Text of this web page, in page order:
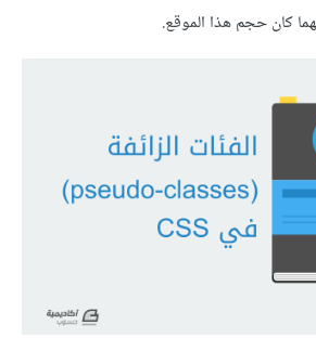
كان حجم هذا الموقع.